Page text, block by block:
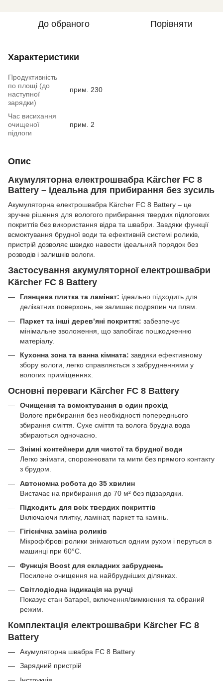
До обраного Порівняти
Характеристики
Продуктивність
по площі (до
наступної
зарядки)
прим. 230
Час висихання
очищеної
підлоги
прим. 2
Опис
Акумуляторна електрошвабра Kärcher FC 8
Battery – ідеальна для прибирання без зусиль
Акумуляторна електрошвабра Kärcher FC 8 Battery – це
зручне рішення для вологого прибирання твердих підлогових
покриттів без використання відра та швабри. Завдяки функції
всмоктування брудної води та ефективній системі роликів,
пристрій дозволяє швидко навести ідеальний порядок без
розводів і залишків вологи.
Застосування акумуляторної електрошвабри
Kärcher FC 8 Battery
Глянцева плитка та ламінат: ідеально підходить для
делікатних поверхонь, не залишає подряпин чи плям.
Паркет та інші дерев’яні покриття: забезпечує
мінімальне зволоження, що запобігає пошкодженню
матеріалу.
Кухонна зона та ванна кімната: завдяки ефективному
збору вологи, легко справляється з забрудненнями у
вологих приміщеннях.
Основні переваги Kärcher FC 8 Battery
Очищення та всмоктування в один прохід
Вологе прибирання без необхідності попереднього
збирання сміття. Сухе сміття та волога брудна вода
збираються одночасно.
Знімні контейнери для чистої та брудної води
Легко знімати, спорожнювати та мити без прямого контакту
з брудом.
Автономна робота до 35 хвилин
Вистачає на прибирання до 70 м² без підзарядки.
Підходить для всіх твердих покриттів
Включаючи плитку, ламінат, паркет та камінь.
Гігієнічна заміна роликів
Мікрофіброві ролики знімаються одним рухом і перуться в
машинці при 60°C.
Функція Boost для складних забруднень
Посилене очищення на найбрудніших ділянках.
Світлодіодна індикація на ручці
Показує стан батареї, включення/вимкнення та обраний
режим.
Комплектація електрошвабри Kärcher FC 8
Battery
Акумуляторна швабра FC 8 Battery
Зарядний пристрій